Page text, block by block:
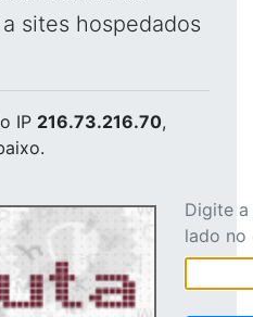
sites hospedados
IP 216.73.216.70,
Digite
lado no